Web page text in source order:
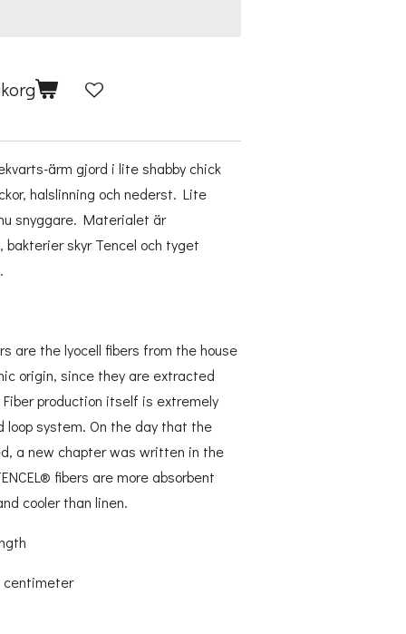
ärm gjord i lite shabby chick
halslinning och nederst. Lite
snyggare. Materialet är
bakterier skyr Tencel och tyget
are the lyocell fibers from the house
origin, since they are extracted
production itself is extremely
loop system. On the day that the
a new chapter was written in the
fibers are more absorbent
cooler than linen.
centimeter